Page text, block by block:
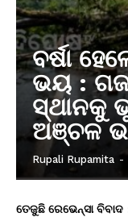
ବର୍ଷା
ଭୟ :
ସ୍ଥାନକୁ
ଅଞ୍ଚଳ
Rupali Rupamita -
ତେଜୁଛି ରେଭେନ୍ସା